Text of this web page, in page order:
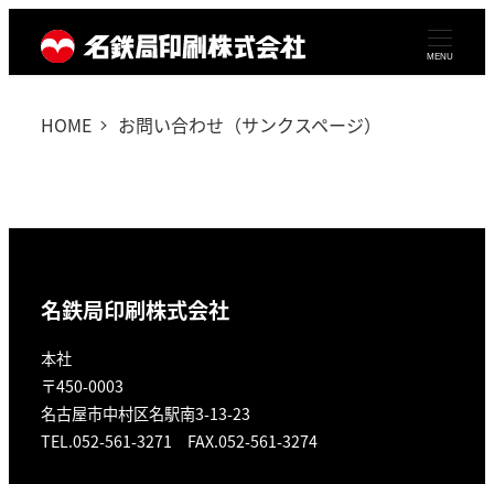
ン
MENU
HOME お問い合わせ（サンクスページ）
名鉄局印刷株式会社
本社
〒450-0003
名古屋市中村区名駅南3-13-23
TEL.052-561-3271 FAX.052-561-3274